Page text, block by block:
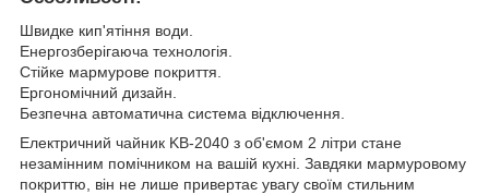
Швидке кип'ятіння води.
Енергозберігаюча технологія.
Стійке мармурове покриття.
Ергономічний дизайн.
Безпечна автоматична система відключення.
Електричний чайник KB-2040 з об'ємом 2 літри стане
незамінним помічником на вашій кухні. Завдяки мармуровому
покриттю, він не лише привертає увагу своїм стильним